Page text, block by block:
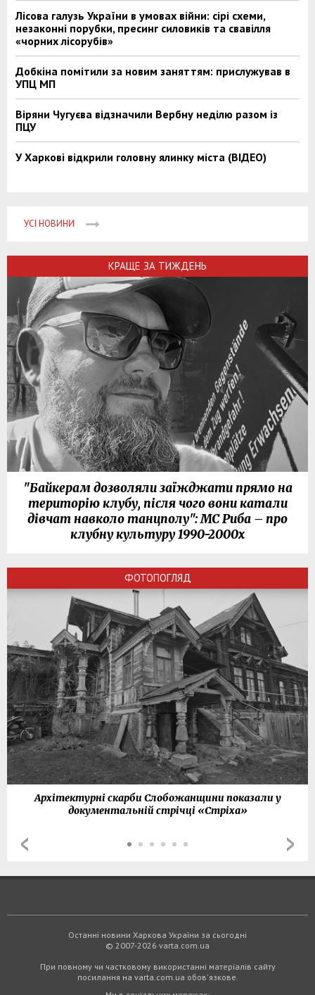
Лісова галузь України в умовах війни: сірі схеми,
незаконні порубки, пресинг силовиків та свавілля
«чорних лісорубів»
Добкіна помітили за новим заняттям: прислужував в
УПЦ МП
Віряни Чугуєва відзначили Вербну неділю разом із
ПЦУ
У Харкові відкрили головну ялинку міста (ВІДЕО)
УСІ НОВИНИ
КРАЩЕ ЗА ТИЖДЕНЬ
"Байкерам дозволяли заїжджати прямо на
територію клубу, після чого вони катали
дівчат навколо танцполу": МС Риба – про
клубну культуру 1990-2000х
ФОТОПОГЛЯД
Архітектурні скарби Слобожанщини показали у
документальній стрічці «Стріха»
Останні новини Харкова України за сьогодні
© 2007-2026 varta.com.ua
При повному чи частковому використанні матеріалів сайту
посилання на varta.com.ua обов'язкове.